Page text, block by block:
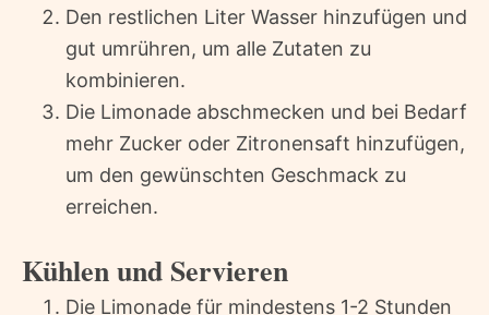
Den restlichen Liter Wasser hinzufügen und
gut umrühren, um alle Zutaten zu
kombinieren.
Die Limonade abschmecken und bei Bedarf
mehr Zucker oder Zitronensaft hinzufügen,
um den gewünschten Geschmack zu
erreichen.
Kühlen und Servieren
Die Limonade für mindestens 1-2 Stunden